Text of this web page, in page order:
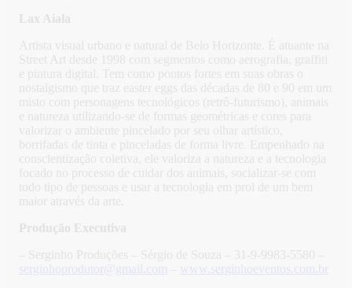
Lax Aiala
Artista visual urbano e natural de Belo Horizonte. É atuante na
Street Art desde 1998 com segmentos como aerografia, graffiti
e pintura digital. Tem como pontos fortes em suas obras o
nostalgismo que traz easter eggs das décadas de 80 e 90 em um
misto com personagens tecnológicos (retrô-futurismo), animais
e natureza utilizando-se de formas geométricas e cores para
valorizar o ambiente pincelado por seu olhar artístico,
borrifadas de tinta e pinceladas de forma livre. Empenhado na
conscientização coletiva, ele valoriza a natureza e a tecnologia
focado no processo de cuidar dos animais, socializar-se com
todo tipo de pessoas e usar a tecnologia em prol de um bem
maior através da arte.
Produção Executiva
– Serginho Produções – Sérgio de Souza – 31-9-9983-5580 –
serginhoprodutor@gmail.com
www.serginhoeventos.com.br